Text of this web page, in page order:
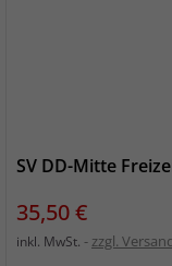
SV DD-Mitte
Preis
35,50 €
inkl. MwSt. zzgl.